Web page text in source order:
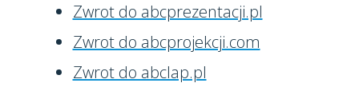
Zwrot do abcprezentacji.pl
Zwrot do abcprojekcji.com
Zwrot do abclap.pl